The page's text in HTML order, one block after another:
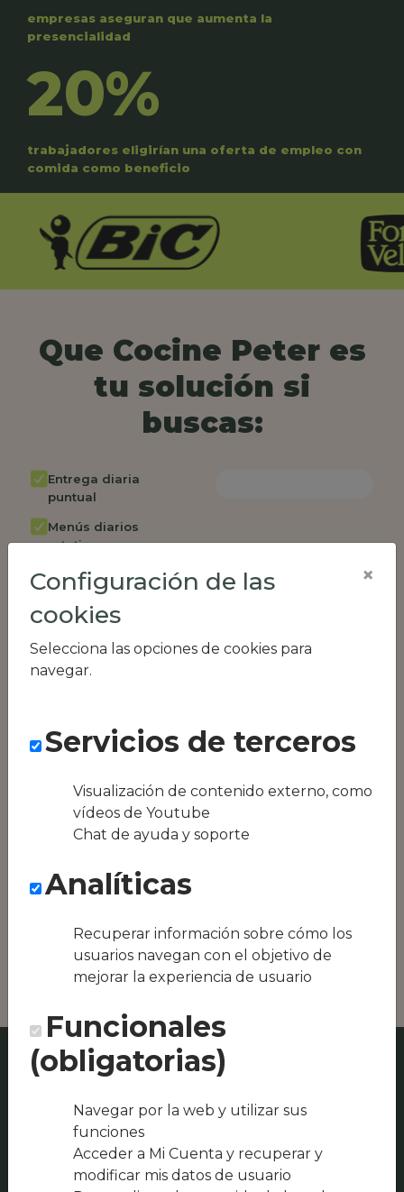
empresas aseguran que aumenta la
presencialidad
20%
trabajadores eligirían una oferta de empleo con
comida como beneficio
Que Cocine Peter es
tu solución si
buscas:
Entrega diaria
puntual
Menús diarios
rotativos
Cambio de menú
semanalmente
Factura única
Acceso individual
empleados
Panel de control
RR.HH
Compatible con
equipos híbridos
Conseguimos la
zona, como podría
ser Jamones
Gorrilla" o
Discoteca Etcetera
Configuración de las
cookies
Selecciona las opciones de cookies para
navegar.
×
Servicios de terceros
Visualización de contenido externo, como
vídeos de Youtube
Chat de ayuda y soporte
Analíticas
Recuperar información sobre cómo los
usuarios navegan con el objetivo de
mejorar la experiencia de usuario
Funcionales
(obligatorias)
Navegar por la web y utilizar sus
funciones
Acceder a Mi Cuenta y recuperar y
modificar mis datos de usuario